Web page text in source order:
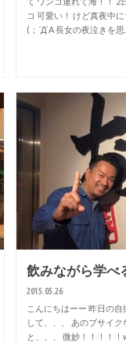
コ 可愛い！ けど真夜中
(；´Д`A 長女の夜泣きを思…
飲みながら学べ
2015.05.26
こんにちはーー 昨日の
して、、、 あのブサイ
と、、、 微妙！！！！